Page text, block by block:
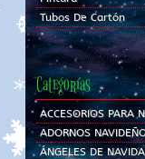
Tubos De Cartón
Categorías
ACCESORIOS PARA
ADORNOS
ÁNGELES DE